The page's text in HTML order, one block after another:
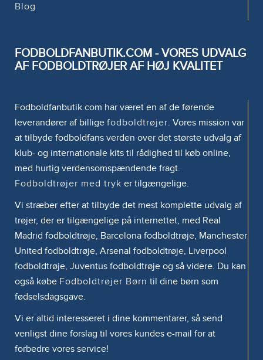
Blog
FODBOLDFANBUTIK.COM - VORES UDVALG
AF FODBOLDTRØJER AF HØJ KVALITET
Fodboldfanbutik.com har været en af de førende
leverandører af billige fodboldtrøjer. Vores mission var
at tilbyde fodboldfans verden over det største udvalg af
klub- og internationale kits til rådighed til køb online,
med hurtig verdensomspændende fragt.
Fodboldtrøjer med tryk er tilgængelige.
Vi stræber efter at tilbyde det mest komplette udvalg af
trøjer, der er tilgængelige på internettet, med Real
Madrid fodboldtrøje, Barcelona fodboldtrøje, Manchester
United fodboldtrøje, Arsenal fodboldtrøje, Liverpool
fodboldtrøje, Juventus fodboldtrøje og så videre. Du kan
også købe Fodboldtrøjer Børn til dine børn som
fødselsdagsgave.
Vi er altid interesseret i dine kommentarer, så send
venligst dine forslag til vores kundes e-mail for at
forbedre vores service!